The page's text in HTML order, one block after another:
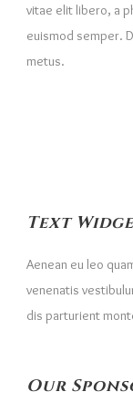
vitae elit libero, a
euismod semper.
metus.
Text
Aenean eu leo
venenatis
dis parturient
Our